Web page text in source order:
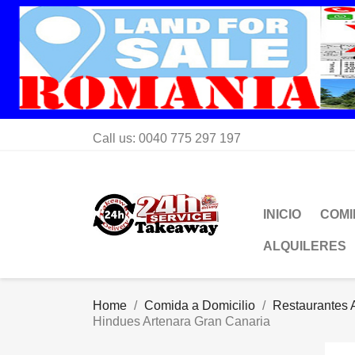
Call us: 0040 775 297 197
INICIO
ALQUILERES
Home Comida a Domicilio Restaurantes
Hindues Artenara Gran Canaria